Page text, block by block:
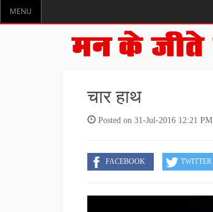
MENU
चार हाथ
Posted on 31-Jul-2016 12:21 PM